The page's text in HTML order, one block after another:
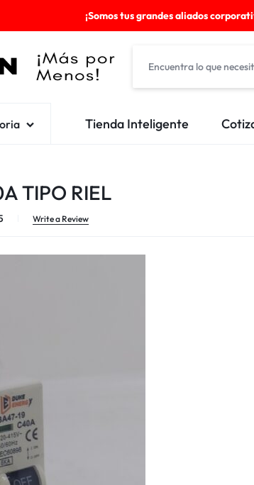
¡Somos tus grandes aliados
Tienda Inteligente
TIPO RIEL
Write a Review